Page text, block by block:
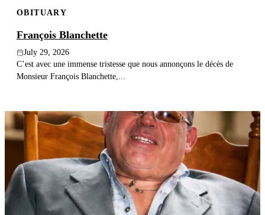
OBITUARY
François Blanchette
July 29, 2026
C’est avec une immense tristesse que nous annonçons le décès de
Monsieur François Blanchette,...